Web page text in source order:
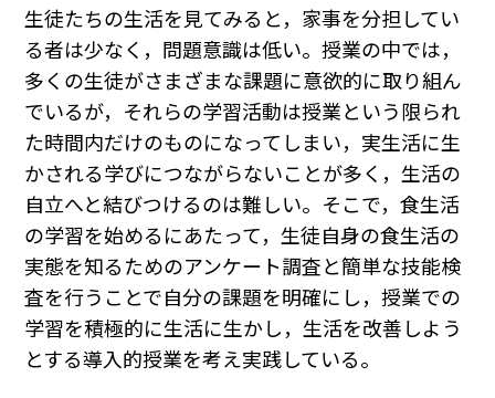
生徒たちの生活を見てみると，家事を分担してい
る者は少なく，問題意識は低い。授業の中では，
多くの生徒がさまざまな課題に意欲的に取り組ん
でいるが，それらの学習活動は授業という限られ
た時間内だけのものになってしまい，実生活に生
かされる学びにつながらないことが多く，生活の
自立へと結びつけるのは難しい。そこで，食生活
の学習を始めるにあたって，生徒自身の食生活の
実態を知るためのアンケート調査と簡単な技能検
査を行うことで自分の課題を明確にし，授業での
学習を積極的に生活に生かし，生活を改善しよう
とする導入的授業を考え実践している。